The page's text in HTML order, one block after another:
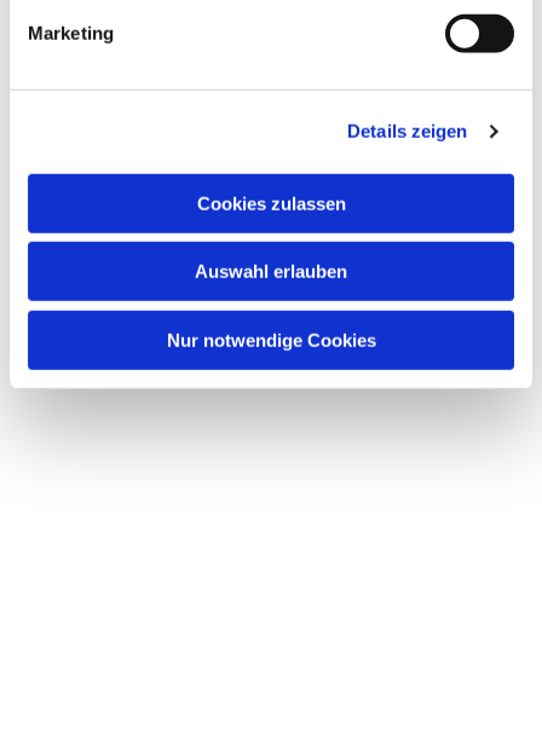
Marketing
Details zeigen
Cookies zulassen
Auswahl erlauben
Nur notwendige Cookies
Dies könnte Sie auch
interessieren